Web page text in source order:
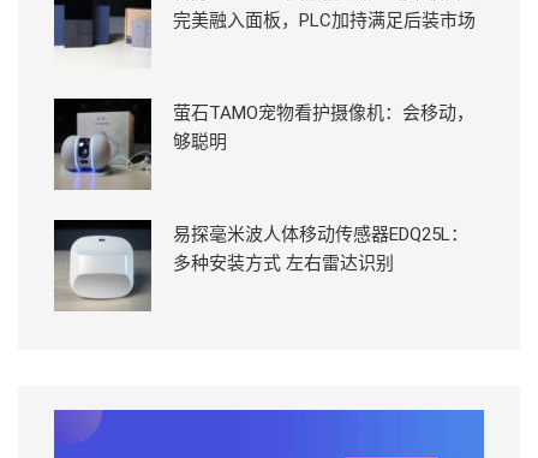
完美融入面板，PLC加持满足后装市场
萤石TAMO宠物看护摄像机：会移动，
够聪明
易探毫米波人体移动传感器EDQ25L：
多种安装方式 左右雷达识别